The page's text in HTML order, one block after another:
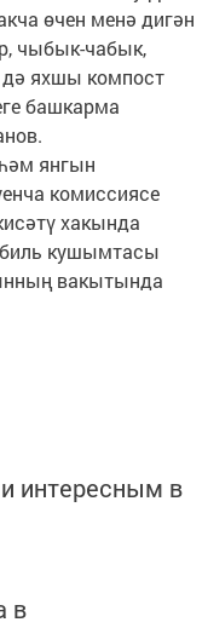
өчен менә дигән
чыбык-чабык,
дә яхшы компост
башкарма
янгын
комиссиясе
хакында
кушымтасы
вакытында
интересным в
в